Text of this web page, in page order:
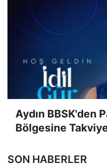
Aydın BBSK'den
Bölgesine
SON HABERLER